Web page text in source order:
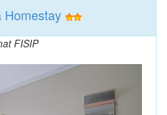
Homestay
FISIP